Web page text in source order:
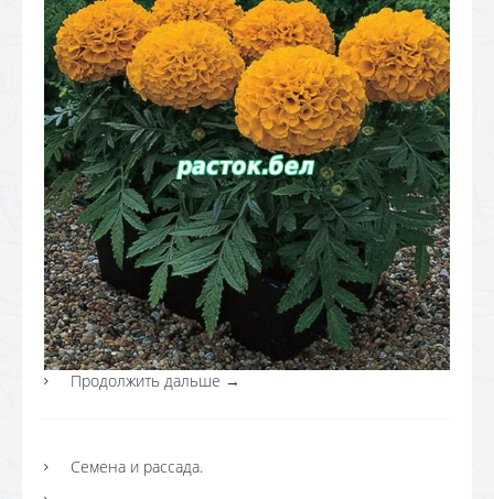
Продолжить дальше →
Семена и рассада.